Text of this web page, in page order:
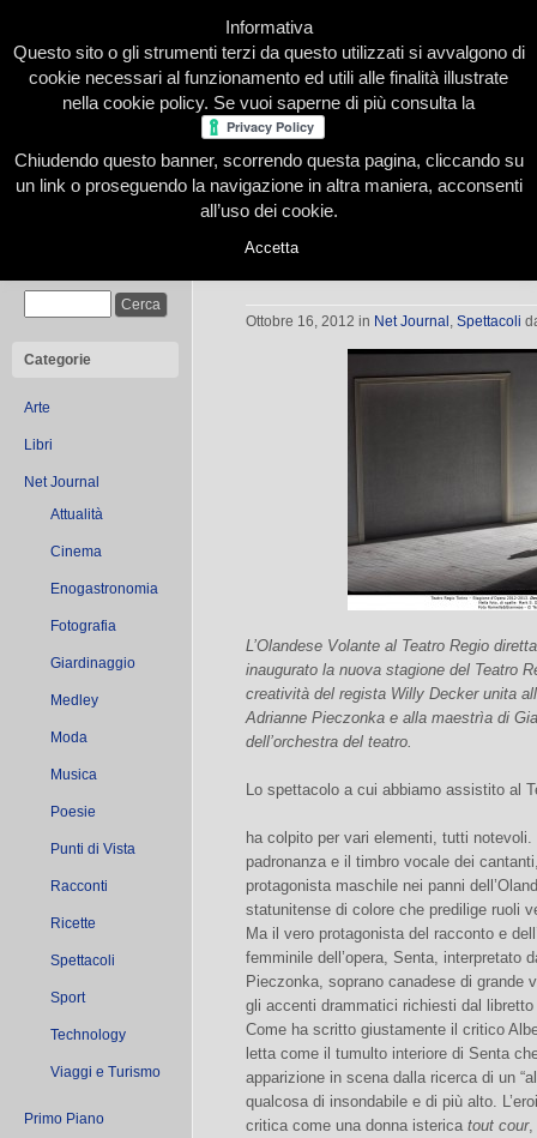
Home Presentazione Redazione Le nostre firme
Categorie
Arte
Libri
Net Journal
Attualità
Cinema
Enogastronomia
Fotografia
Giardinaggio
Medley
Moda
Musica
Poesie
Punti di Vista
Racconti
Ricette
Spettacoli
Sport
Technology
Viaggi e Turismo
Primo Piano
L’opera di Richard Wagner Die
Ottobre 16, 2012 in Net Journal , Spettacoli
L’Olandese Volante al Teatro Regio
inaugurato la nuova stagione del Teatro
creatività del regista Willy Decker unita
Adrianne Pieczonka e alla maestrìa di
dell’orchestra del teatro.
Lo spettacolo a cui abbiamo assistito al
ha colpito per vari elementi, tutti
padronanza e il timbro vocale dei
protagonista maschile nei panni
statunitense di colore che predilige ruoli
Ma il vero protagonista del racconto e
femminile dell’opera, Senta, interpretato
Pieczonka, soprano canadese di grande
gli accenti drammatici richiesti dal
Come ha scritto giustamente il critico
letta come il tumulto interiore di Senta
apparizione in scena dalla ricerca di un
qualcosa di insondabile e di più alto.
critica come una donna isterica tout cour,
Informativa
Questo sito o gli strumenti terzi da questo utilizzati si avvalgono di
cookie necessari al funzionamento ed utili alle finalità illustrate
nella cookie policy. Se vuoi saperne di più consulta la
Chiudendo questo banner, scorrendo questa pagina, cliccando su
un link o proseguendo la navigazione in altra maniera, acconsenti
all’uso dei cookie.
Accetta